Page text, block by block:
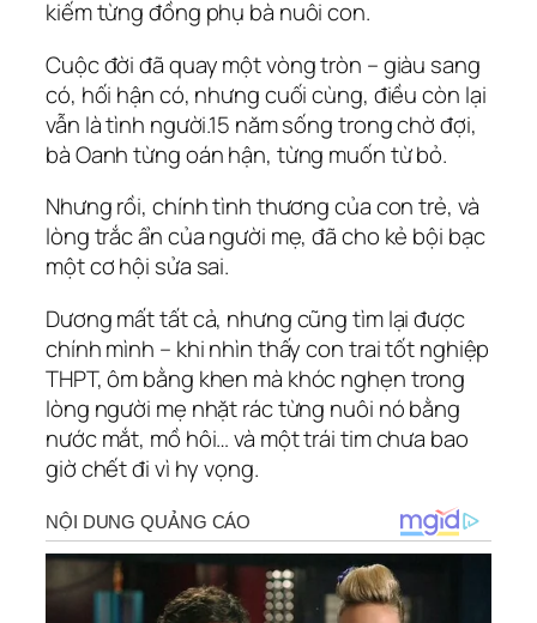
kiếm từng đồng phụ bà nuôi con.
Cuộc đời đã quay một vòng tròn – giàu sang
có, hối hận có, nhưng cuối cùng, điều còn lại
vẫn là tình người.15 năm sống trong chờ đợi,
bà Oanh từng oán hận, từng muốn từ bỏ.
Nhưng rồi, chính tình thương của con trẻ, và
lòng trắc ẩn của người mẹ, đã cho kẻ bội bạc
một cơ hội sửa sai.
Dương mất tất cả, nhưng cũng tìm lại được
chính mình – khi nhìn thấy con trai tốt nghiệp
THPT, ôm bằng khen mà khóc nghẹn trong
lòng người mẹ nhặt rác từng nuôi nó bằng
nước mắt, mồ hôi… và một trái tim chưa bao
giờ chết đi vì hy vọng.